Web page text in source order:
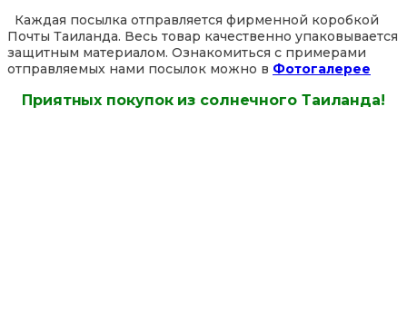
Каждая посылка отправляется фирменной коробкой
Почты Таиланда. Весь товар качественно упаковывается
защитным материалом. Ознакомиться с примерами
отправляемых нами посылок можно в Фотогалерее
Приятных покупок из солнечного Таиланда!